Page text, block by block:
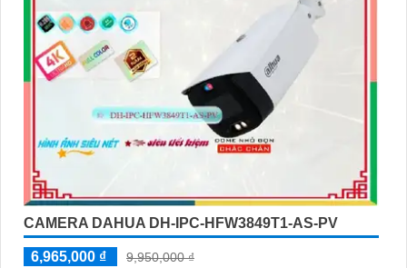
CAMERA DAHUA DH-IPC-HFW3849T1-AS-PV
6,965,000 ₫
9,950,000 ₫